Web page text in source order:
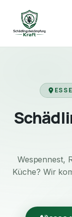
Wespennest,
Küche? Wir